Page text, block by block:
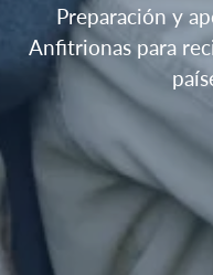
Preparación y
Anfitrionas para